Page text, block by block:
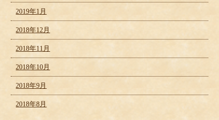
2019年1月
2018年12月
2018年11月
2018年10月
2018年9月
2018年8月